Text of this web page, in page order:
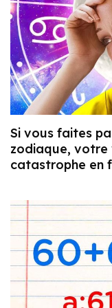
Si vous faites
zodiaque, votre
catastrophe en